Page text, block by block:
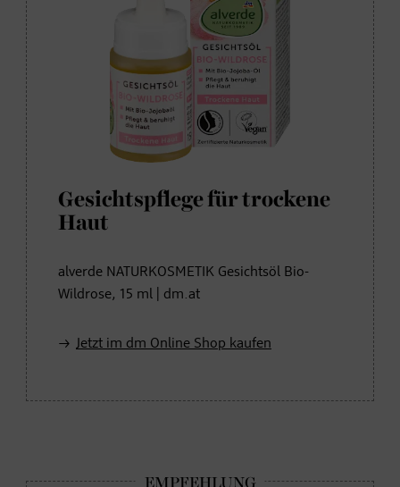
Gesichtspflege für trockene
Haut
alverde NATURKOSMETIK Gesichtsöl Bio-
Wildrose, 15 ml | dm.at
Jetzt im dm Online Shop kaufen